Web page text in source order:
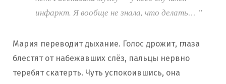
инфаркт. Я вообще не знала, что делать… ”
Мария переводит дыхание. Голос дрожит, глаза
блестят от набежавших слёз, пальцы нервно
теребят скатерть. Чуть успокоившись, она